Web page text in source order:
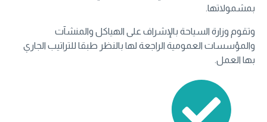
بمشمولاتها.
وتقوم وزارة السياحة بالإشراف على الهياكل والمنشآت
والمؤسسات العمومية الراجعة لها بالنظر طبقا للتراتيب الجاري
بها العمل.